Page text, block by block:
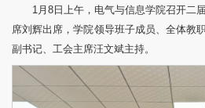
1月8日上午，电气与信息学院召开二
席刘辉出席，学院领导班子成员、全体教
副书记、工会主席汪文斌主持。